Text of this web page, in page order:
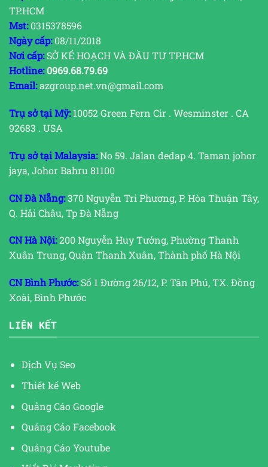
TP.HCM
Mst:0315378596
Ngày cấp:08/11/2018
Nơi cấp:SỞ KẾ HOẠCH VÀ ĐẦU TƯ TP.HCM
Hotline: 0969.68.79.69
Email:azgroup.net.vn@gmail.com
Trụ sở tại Mỹ:10052 Green Fern Cir . Wesminster . CA
92683 . USA
Trụ sở tại Malaysia:No 59. Jalan dedap 4. Taman johor
jaya, Johor Bahru 81100
CN Đà Nẵng:370 Nguyễn Tri Phương, P. Hòa Thuận Tây,
Q. Hải Châu, Tp Đà Nẵng
CN Hà Nội:200 Nguyễn Huy Tưởng, Phường Thanh
Xuân Trung, Quận Thanh Xuân, Thành phố Hà Nội
CN Bình Phước:Số 1 Đường 26/12, P. Tân Phú, TX. Đồng
Xoài, Bình Phước
LIÊN KẾT
Dịch Vụ Seo
Thiết kế Web
Quảng Cáo Google
Quảng Cáo Facebook
Quảng Cáo Youtube